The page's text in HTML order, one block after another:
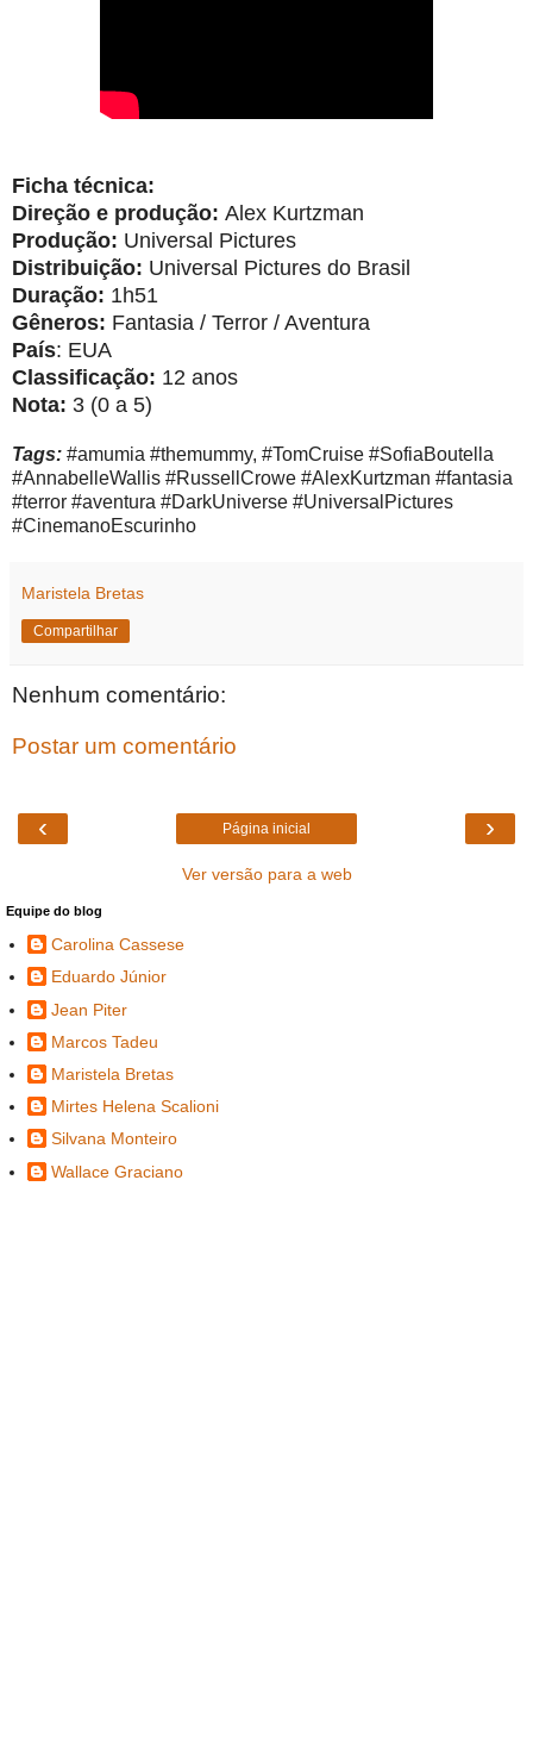
Ficha técnica:
Direção e produção: Alex Kurtzman
Produção: Universal Pictures
Distribuição: Universal Pictures do Brasil
Duração: 1h51
Gêneros: Fantasia / Terror / Aventura
País: EUA
Classificação: 12 anos
Nota: 3 (0 a 5)
Tags: #amumia #themummy, #TomCruise #SofiaBoutella
#AnnabelleWallis #RussellCrowe #AlexKurtzman #fantasia
#terror #aventura #DarkUniverse #UniversalPictures
#CinemanoEscurinho
Maristela Bretas
Compartilhar
Nenhum comentário:
Postar um comentário
‹ ›
Página inicial
Ver versão para a web
Equipe do blog
Carolina Cassese
Eduardo Júnior
Jean Piter
Marcos Tadeu
Maristela Bretas
Mirtes Helena Scalioni
Silvana Monteiro
Wallace Graciano